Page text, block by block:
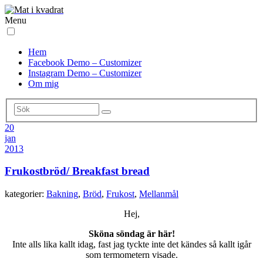
Menu
Hem
Facebook Demo – Customizer
Instagram Demo – Customizer
Om mig
20
jan
2013
Frukostbröd/ Breakfast bread
kategorier: Bakning, Bröd, Frukost, Mellanmål
Hej,
Sköna söndag är här!
Inte alls lika kallt idag, fast jag tyckte inte det kändes så kallt igår
som termometern visade.